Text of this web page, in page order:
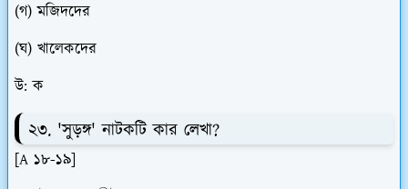
(গ) মজিদদের
(ঘ) খালেকদের
উ: ক
২৩. 'সুড়ঙ্গ' নাটকটি কার লেখা?
[A ১৮-১৯]